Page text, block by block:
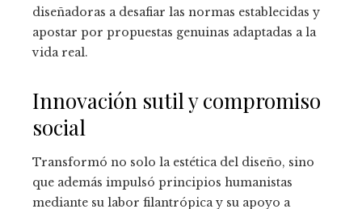
diseñadoras a desafiar las normas establecidas y
apostar por propuestas genuinas adaptadas a la
vida real.
Innovación sutil y compromiso
social
Transformó no solo la estética del diseño, sino
que además impulsó principios humanistas
mediante su labor filantrópica y su apoyo a